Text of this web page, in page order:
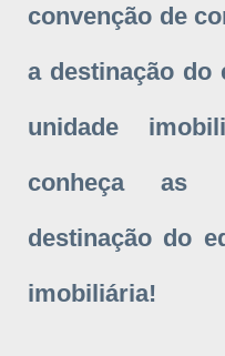
convenção de
a destinação do
unidade
conheça as
destinação do
imobiliária!